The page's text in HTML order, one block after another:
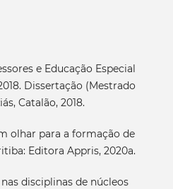
e Educação Especial
Dissertação (Mestrado
Catalão, 2018.
olhar para a formação de
Editora Appris, 2020a.
nas disciplinas de núcleos